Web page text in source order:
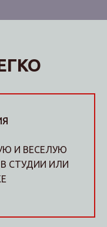
И ВЕСЕЛУЮ
СТУДИИ ИЛИ